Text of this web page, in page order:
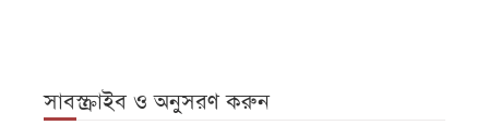
সাবস্ক্রাইব ও অনুসরণ করুন